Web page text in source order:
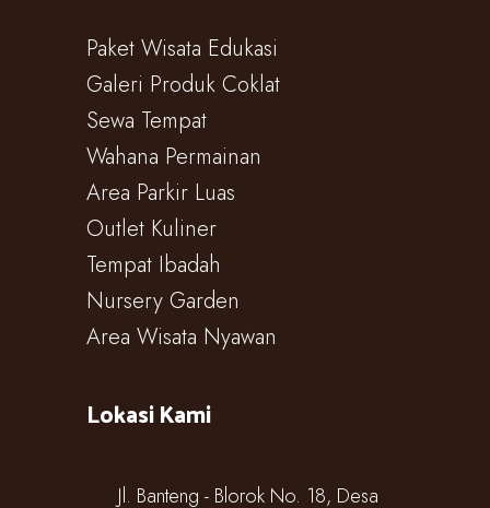
Paket Wisata Edukasi
Galeri Produk Coklat
Sewa Tempat
Wahana Permainan
Area Parkir Luas
Outlet Kuliner
Tempat Ibadah
Nursery Garden
Area Wisata Nyawan
Lokasi Kami
Jl. Banteng - Blorok No. 18, Desa